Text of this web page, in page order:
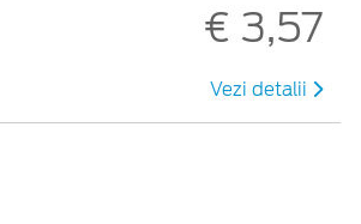
€ 3,57
Vezi detalii